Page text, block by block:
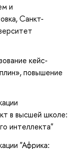
и
, Санкт-
кейс-
, повышение
в высшей школе:
интеллекта"
"Африка: